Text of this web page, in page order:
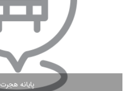
پایانه هجرت